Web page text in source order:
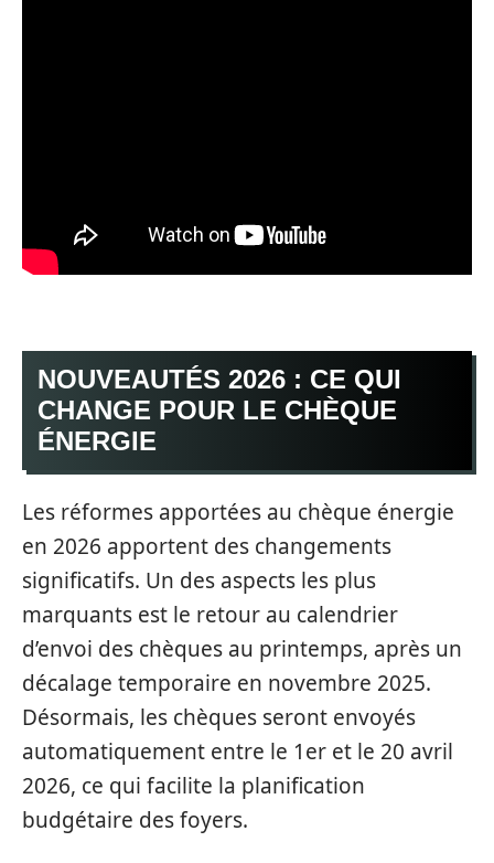
NOUVEAUTÉS 2026 : CE QUI
CHANGE POUR LE CHÈQUE
ÉNERGIE
Les réformes apportées au chèque énergie
en 2026 apportent des changements
significatifs. Un des aspects les plus
marquants est le retour au calendrier
d’envoi des chèques au printemps, après un
décalage temporaire en novembre 2025.
Désormais, les chèques seront envoyés
automatiquement entre le 1er et le 20 avril
2026, ce qui facilite la planification
budgétaire des foyers.